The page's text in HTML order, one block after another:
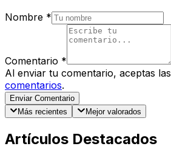
Nombre *
Comentario *
Al enviar tu comentario, aceptas las
comentarios.
Enviar Comentario
Más recientes
Mejor valorados
Artículos Destacados